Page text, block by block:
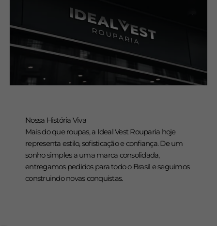
Nossa História Viva
Mais do que roupas, a Ideal Vest Rouparia hoje
representa estilo, sofisticação e confiança. De um
sonho simples a uma marca consolidada,
entregamos pedidos para todo o Brasil e seguimos
construindo novas conquistas.